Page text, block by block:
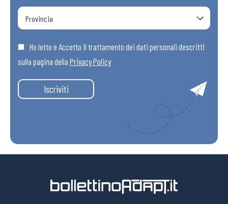
Ho letto e Accetto il trattamento dei dati personali descritti
sulla pagina della Privacy Policy
Iscriviti